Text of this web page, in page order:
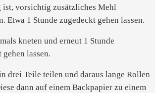
ist, vorsichtig zusätzliches Mehl
Etwa 1 Stunde zugedeckt gehen lassen.
kneten und erneut 1 Stunde
gehen lassen.
drei Teile teilen und daraus lange Rollen
dann auf einem Backpapier zu einem